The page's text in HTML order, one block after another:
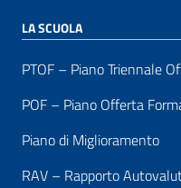
LA SCUOLA
PTOF – Piano Triennale
POF – Piano Offerta
Piano di Miglioramento
RAV – Rapporto